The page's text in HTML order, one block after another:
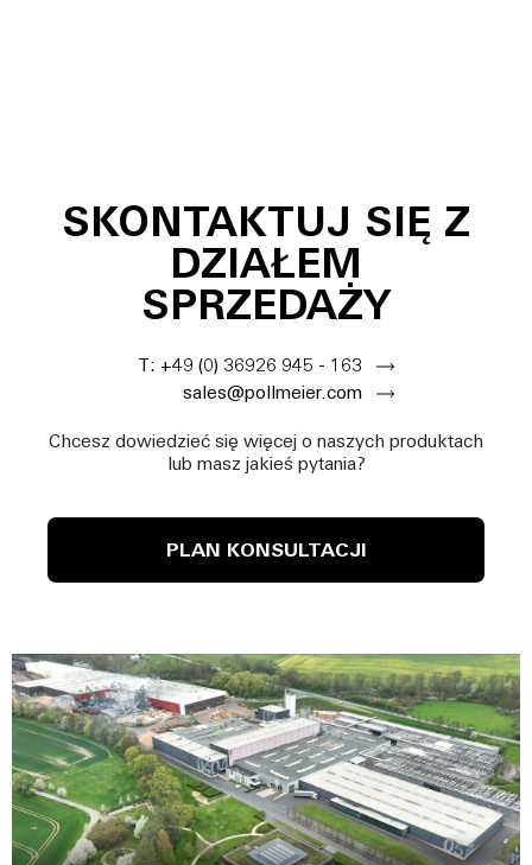
SKONTAKTUJ SIĘ Z
DZIAŁEM
SPRZEDAŻY
T: +49 (0) 36926 945 - 163
sales@pollmeier.com
Chcesz dowiedzieć się więcej o naszych produktach
lub masz jakieś pytania?
PLAN KONSULTACJI